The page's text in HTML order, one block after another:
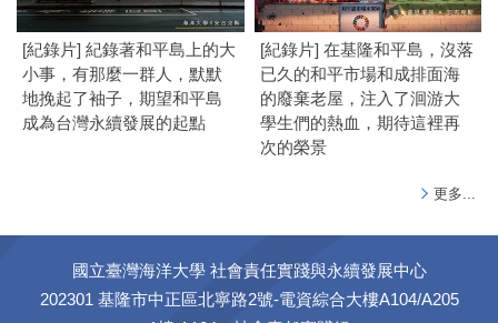
[紀錄片] 紀錄著和平島上的大
小事，有那麼一群人，默默
地挽起了袖子，期望和平島
成為台灣永續發展的起點
[紀錄片] 在基隆和平島，沒落
已久的和平市場和成排面海
的廢棄老屋，注入了洄游大
學生們的熱血，期待這裡再
次的榮景
更多...
國立臺灣海洋大學 社會責任實踐與永續發展中心
202301 基隆市中正區北寧路2號-電資綜合大樓A104/A205